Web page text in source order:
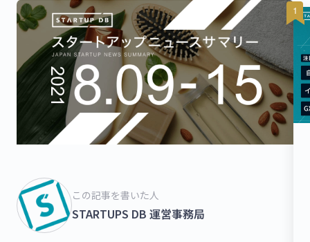
この記事を書いた人
STARTUPS DB 運営事務局